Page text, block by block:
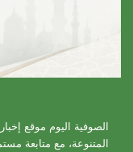
الصوفية اليوم موقع
المتنوعة، مع متابعة